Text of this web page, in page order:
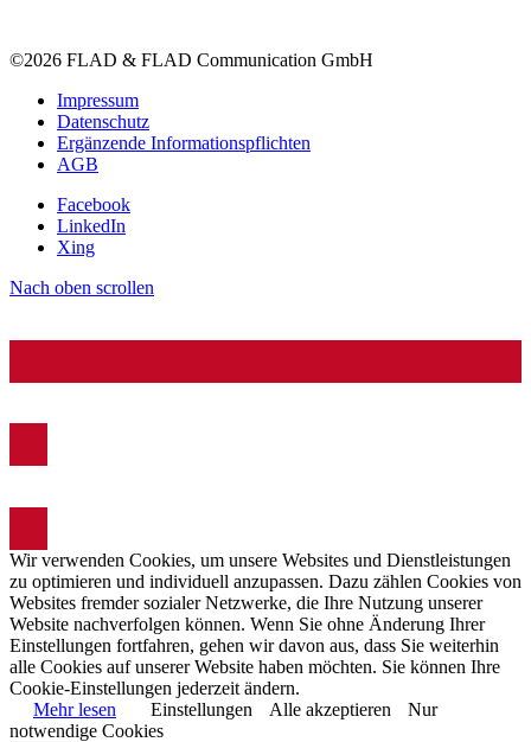
©2026 FLAD & FLAD Communication GmbH
Impressum
Datenschutz
Ergänzende Informationspflichten
AGB
Facebook
LinkedIn
Xing
Nach oben scrollen
Wir verwenden Cookies, um unsere Websites und Dienstleistungen
zu optimieren und individuell anzupassen. Dazu zählen Cookies von
Websites fremder sozialer Netzwerke, die Ihre Nutzung unserer
Website nachverfolgen können. Wenn Sie ohne Änderung Ihrer
Einstellungen fortfahren, gehen wir davon aus, dass Sie weiterhin
alle Cookies auf unserer Website haben möchten. Sie können Ihre
Cookie-Einstellungen jederzeit ändern.
Mehr lesen
Einstellungen Alle akzeptieren
Nur
notwendige Cookies